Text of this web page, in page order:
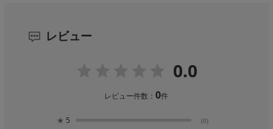
レビュー
0.0
レビュー件数：0件
★ 5 (0)